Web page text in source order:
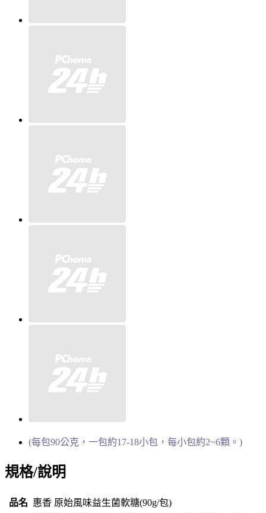
(每包90公克，一包約17-18小包，每小包約2~6顆。)
規格/說明
品名 惠香 原始風味益生菌軟糖(90g/包)